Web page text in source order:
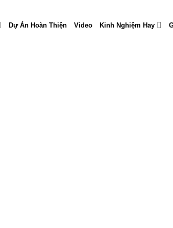
Dự Án Hoàn Thiện Video Kinh Nghiệm Hay